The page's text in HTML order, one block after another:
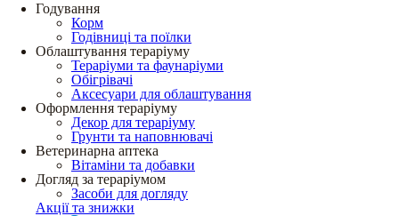
Годування
Корм
Годівниці та поїлки
Облаштування тераріуму
Тераріуми та фаунаріуми
Обігрівачі
Аксесуари для облаштування
Оформлення тераріуму
Декор для тераріуму
Грунти та наповнювачі
Ветеринарна аптека
Вітаміни та добавки
Догляд за тераріумом
Засоби для догляду
Акції та знижки